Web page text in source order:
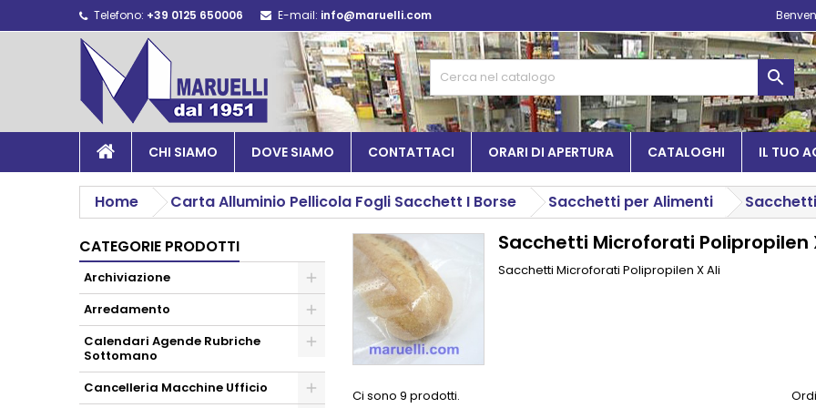
Telefono: +39 0125 650006 E-mail: info@maruelli.com

CHI SIAMO DOVE SIAMO CONTATTACI ORARI DI APERTURA CATALOGHI IL TUO
Home Carta Alluminio Pellicola Fogli Sacchett I Borse Sacchetti per Alimenti
CATEGORIE PRODOTTI
Archiviazione
Arredamento
Calendari Agende Rubriche
Sottomano
Cancelleria Macchine Ufficio
Sacchetti Microforati Polipropilen
Sacchetti Microforati Polipropilen X Ali
Ci sono 9 prodotti.